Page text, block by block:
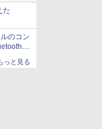
た
のコン
で3
っと見る